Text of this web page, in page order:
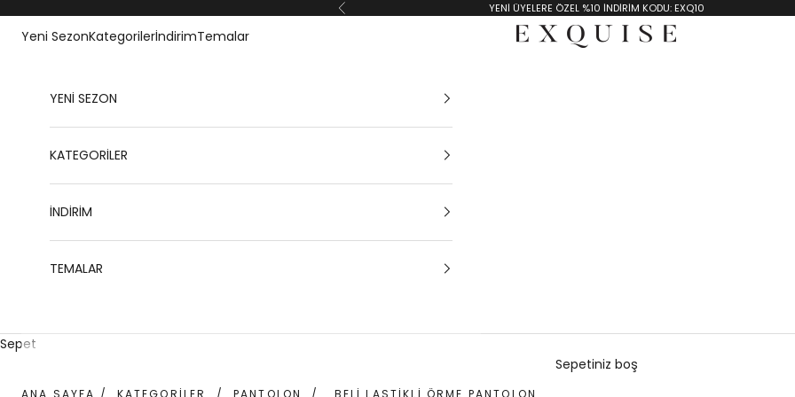
Geri YENİ ÜYELERE ÖZEL %10 İNDİRİM KODU: EXQ10
Exquise TR
Yeni SezonKategorilerİndirimTemalar
YENİ SEZON
KATEGORİLER
İNDİRİM
TEMALAR
Sepet
Sepetiniz boş
ANA SAYFA / KATEGORİLER / PANTOLON / BELI LASTIKLI ÖRME PANTOLON